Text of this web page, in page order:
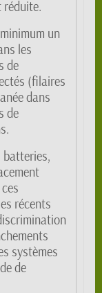
réduite.
un
les
de
(filaires
dans
de
batteries,
récents
systèmes
de